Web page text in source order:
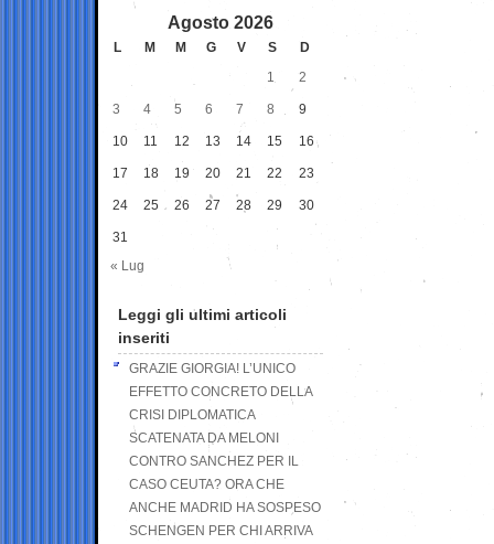
Agosto 2026
L M M G V S
D
1
2
3 4 5 6 7 8 9
10 11 12 13 14 15 16
17 18 19 20 21 22 23
24 25 26 27 28 29 30
31
« Lug
Leggi gli ultimi articoli
inseriti
GRAZIE GIORGIA! L’UNICO
EFFETTO CONCRETO DELLA
CRISI DIPLOMATICA
SCATENATA DA MELONI
CONTRO SANCHEZ PER IL
CASO CEUTA? ORA CHE
ANCHE MADRID HA SOSPESO
SCHENGEN PER CHI ARRIVA